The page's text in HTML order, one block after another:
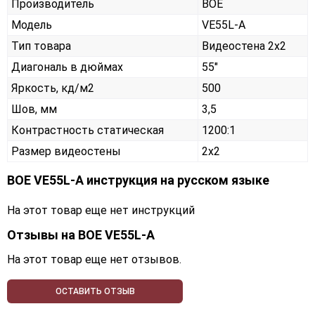
Производитель
BOE
Модель
VE55L-A
Тип товара
Видеостена 2х2
Диагональ в дюймах
55"
Яркость, кд/м2
500
Шов, мм
3,5
Контрастность статическая
1200:1
Размер видеостены
2x2
BOE VE55L-A инструкция на русском языке
На этот товар еще нет инструкций
Отзывы на BOE VE55L-A
На этот товар еще нет отзывов.
ОСТАВИТЬ ОТЗЫВ